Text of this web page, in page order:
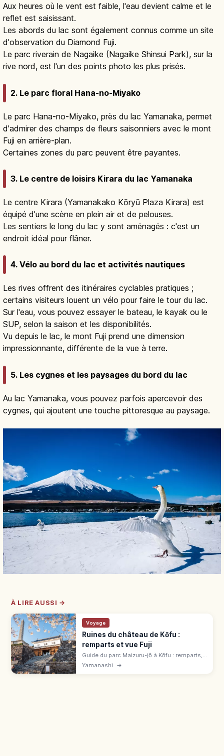
Aux heures où le vent est faible, l'eau devient calme et le
reflet est saisissant.
Les abords du lac sont également connus comme un site
d'observation du Diamond Fuji.
Le parc riverain de Nagaike (Nagaike Shinsui Park), sur la
rive nord, est l'un des points photo les plus prisés.
2. Le parc floral Hana-no-Miyako
Le parc Hana-no-Miyako, près du lac Yamanaka, permet
d'admirer des champs de fleurs saisonniers avec le mont
Fuji en arrière-plan.
Certaines zones du parc peuvent être payantes.
3. Le centre de loisirs Kirara du lac Yamanaka
Le centre Kirara (Yamanakako Kōryū Plaza Kirara) est
équipé d'une scène en plein air et de pelouses.
Les sentiers le long du lac y sont aménagés : c'est un
endroit idéal pour flâner.
4. Vélo au bord du lac et activités nautiques
Les rives offrent des itinéraires cyclables pratiques ;
certains visiteurs louent un vélo pour faire le tour du lac.
Sur l'eau, vous pouvez essayer le bateau, le kayak ou le
SUP, selon la saison et les disponibilités.
Vu depuis le lac, le mont Fuji prend une dimension
impressionnante, différente de la vue à terre.
5. Les cygnes et les paysages du bord du lac
Au lac Yamanaka, vous pouvez parfois apercevoir des
cygnes, qui ajoutent une touche pittoresque au paysage.
À LIRE AUSSI →
Voyage
Ruines du château de Kōfu :
remparts et vue Fuji
Guide du parc Maizuru-jō à Kōfu : remparts,
tours reconstruites et points de vue sur le
Yamanashi →